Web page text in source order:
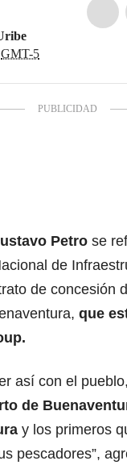
GMT-5
Petro se
de
de concesión
que
así con el
de
y los primeros
pescadores”,